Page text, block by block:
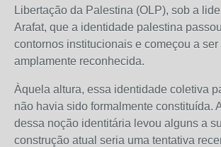
Libertação da Palestina (OLP), sob a
Arafat, que a identidade palestina
contornos institucionais e começou a ser
amplamente reconhecida.
Àquela altura, essa identidade coletiva
não havia sido formalmente constituída.
dessa noção identitária levou alguns a
construção atual seria uma tentativa